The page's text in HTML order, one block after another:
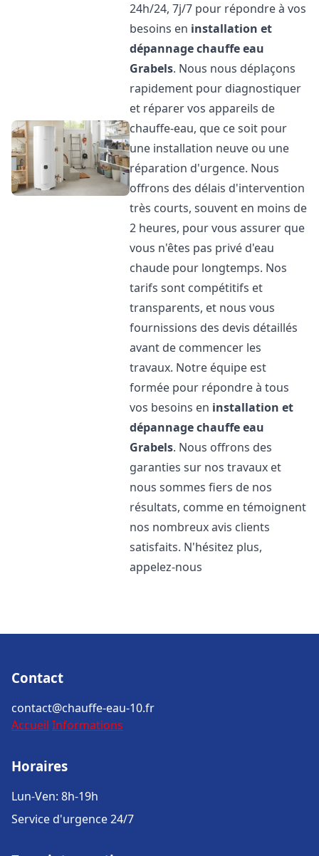
24h/24, 7j/7 pour répondre à vos
besoins en installation et
dépannage chauffe eau
Grabels. Nous nous déplaçons
rapidement pour diagnostiquer
et réparer vos appareils de
chauffe-eau, que ce soit pour
une installation neuve ou une
réparation d'urgence. Nous
offrons des délais d'intervention
très courts, souvent en moins de
2 heures, pour vous assurer que
vous n'êtes pas privé d'eau
chaude pour longtemps. Nos
tarifs sont compétitifs et
transparents, et nous vous
fournissions des devis détaillés
avant de commencer les
travaux. Notre équipe est
formée pour répondre à tous
vos besoins en installation et
dépannage chauffe eau
Grabels. Nous offrons des
garanties sur nos travaux et
nous sommes fiers de nos
résultats, comme en témoignent
nos nombreux avis clients
satisfaits. N'hésitez plus,
appelez-nous
Contact
contact@chauffe-eau-10.fr
Accueil Informations
Horaires
Lun-Ven: 8h-19h
Service d'urgence 24/7